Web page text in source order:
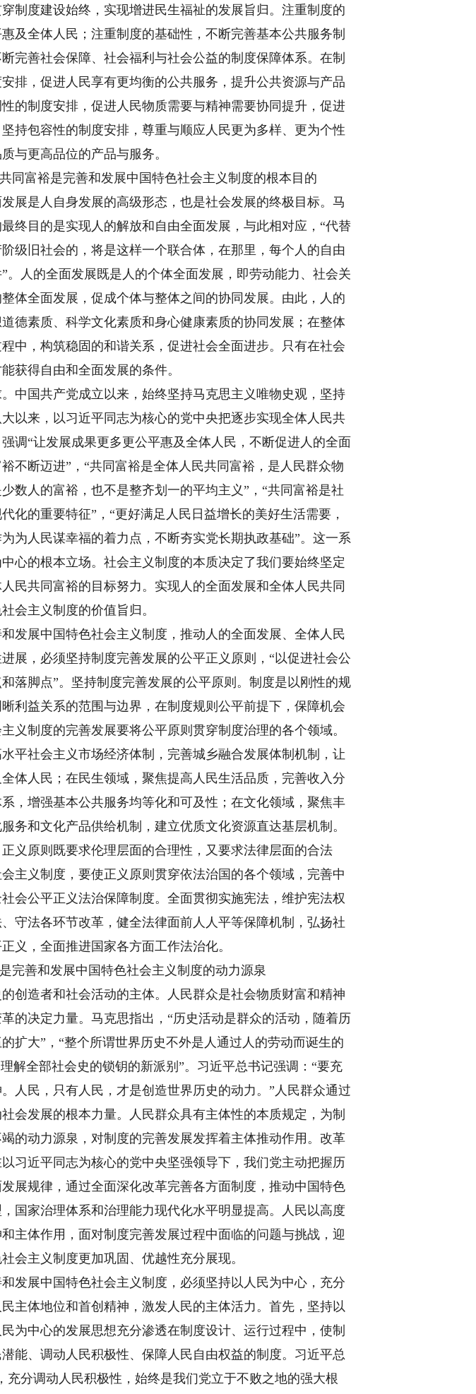
制度建设始终，实现增进民生福祉的发展旨归。注重制度的
及全体人民；注重制度的基础性，不断完善基本公共服务制
完善社会保障、社会福利与社会公益的制度保障体系。在制
排，促进人民享有更均衡的公共服务，提升公共资源与产品
的制度安排，促进人民物质需要与精神需要协同提升，促进
持包容性的制度安排，尊重与顺应人民更为多样、更为个性
与更高品位的产品与服务。
同富裕是完善和发展中国特色社会主义制度的根本目的
展是人自身发展的高级形态，也是社会发展的终极目标。马
终目的是实现人的解放和自由全面发展，与此相对应，“代替
级旧社会的，将是这样一个联合体，在那里，每个人的自由
。人的全面发展既是人的个体全面发展，即劳动能力、社会关
体全面发展，促成个体与整体之间的协同发展。由此，人的
德素质、科学文化素质和身心健康素质的协同发展；在整体
中，构筑稳固的和谐关系，促进社会全面进步。只有在社会
获得自由和全面发展的条件。
中国共产党成立以来，始终坚持马克思主义唯物史观，坚持
以来，以习近平同志为核心的党中央把逐步实现全体人民共
调“让发展成果更多更公平惠及全体人民，不断促进人的全面
不断迈进”，“共同富裕是全体人民共同富裕，是人民群众物
数人的富裕，也不是整齐划一的平均主义”，“共同富裕是社
化的重要特征”，“更好满足人民日益增长的美好生活需要，
为人民谋幸福的着力点，不断夯实党长期执政基础”。这一系
心的根本立场。社会主义制度的本质决定了我们要始终坚定
民共同富裕的目标努力。实现人的全面发展和全体人民共同
会主义制度的价值旨归。
发展中国特色社会主义制度，推动人的全面发展、全体人民
展，必须坚持制度完善发展的公平正义原则，“以促进社会公
落脚点”。坚持制度完善发展的公平原则。制度是以刚性的规
利益关系的范围与边界，在制度规则公平前提下，保障机会
义制度的完善发展要将公平原则贯穿制度治理的各个领域。
平社会主义市场经济体制，完善城乡融合发展体制机制，让
体人民；在民生领域，聚焦提高人民生活品质，完善收入分
，增强基本公共服务均等化和可及性；在文化领域，聚焦丰
务和文化产品供给机制，建立优质文化资源直达基层机制。
义原则既要求伦理层面的合理性，又要求法律层面的合法
主义制度，要使正义原则贯穿依法治国的各个领域，完善中
会公平正义法治保障制度。全面贯彻实施宪法，维护宪法权
守法各环节改革，健全法律面前人人平等保障机制，弘扬社
义，全面推进国家各方面工作法治化。
完善和发展中国特色社会主义制度的动力源泉
创造者和社会活动的主体。人民群众是社会物质财富和精神
的决定力量。马克思指出，“历史活动是群众的活动，随着历
扩大”，“整个所谓世界历史不外是人通过人的劳动而诞生的
解全部社会史的锁钥的新派别”。习近平总书记强调：“要充
人民，只有人民，才是创造世界历史的动力。”人民群众通过
会发展的根本力量。人民群众具有主体性的本质规定，为制
的动力源泉，对制度的完善发展发挥着主体推动作用。改革
习近平同志为核心的党中央坚强领导下，我们党主动把握历
展规律，通过全面深化改革完善各方面制度，推动中国特色
国家治理体系和治理能力现代化水平明显提高。人民以高度
主体作用，面对制度完善发展过程中面临的问题与挑战，迎
会主义制度更加巩固、优越性充分展现。
发展中国特色社会主义制度，必须坚持以人民为中心，充分
主体地位和首创精神，激发人民的主体活力。首先，坚持以
为中心的发展思想充分渗透在制度设计、运行过程中，使制
能、调动人民积极性、保障人民自由权益的制度。习近平总
充分调动人民积极性，始终是我们党立于不败之地的强大根